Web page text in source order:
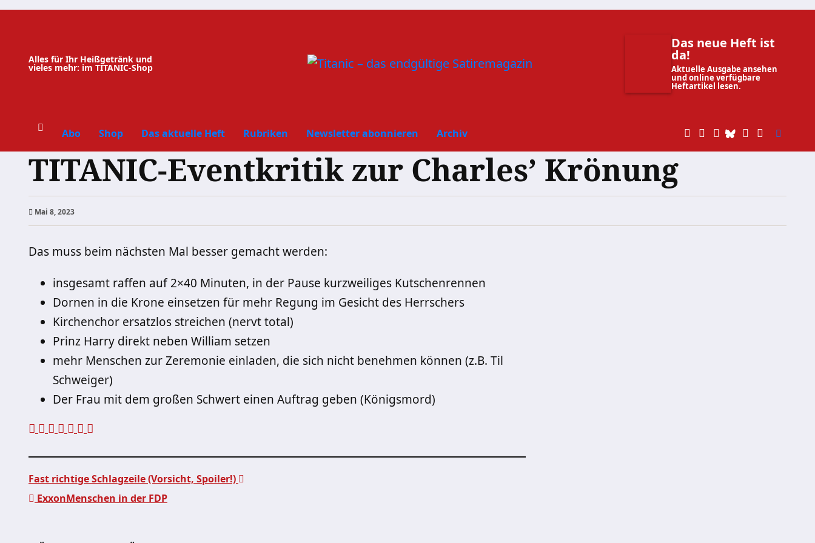
Zum
Alles für Ihr Heißgetränk und
vieles mehr: im TITANIC-Shop
Das neue Heft ist
da!
Aktuelle Ausgabe ansehen
und online verfügbare
Heftartikel lesen.
Abo Shop Das aktuelle Heft Rubriken Newsletter abonnieren Archiv
TITANIC-Eventkritik zur Charles’ Krönung
Mai 8, 2023
Das muss beim nächsten Mal besser gemacht werden:
insgesamt raffen auf 2×40 Minuten, in der Pause kurzweiliges Kutschenrennen
Dornen in die Krone einsetzen für mehr Regung im Gesicht des Herrschers
Kirchenchor ersatzlos streichen (nervt total)
Prinz Harry direkt neben William setzen
mehr Menschen zur Zeremonie einladen, die sich nicht benehmen können (z.B. Til
Schweiger)
Der Frau mit dem großen Schwert einen Auftrag geben (Königsmord)
Fast richtige Schlagzeile (Vorsicht, Spoiler!)
ExxonMenschen in der FDP